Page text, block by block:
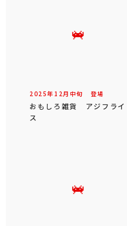
2025年 12 月 中旬 登場
おもしろ雑貨 アジフライ
ス